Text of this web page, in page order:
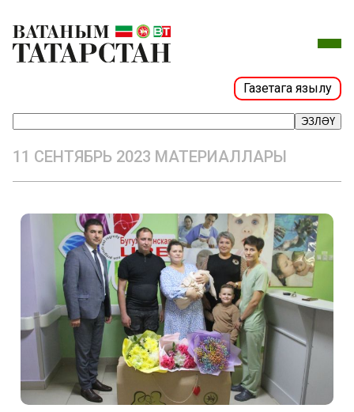
Газетага язылу
ЭЗЛӘҮ
11 СЕНТЯБРЬ 2023 МАТЕРИАЛЛАРЫ